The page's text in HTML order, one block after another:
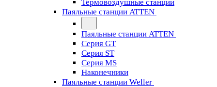
Термовоздушные станции
Паяльные станции ATTEN
Паяльные станции ATTEN
Серия GT
Серия ST
Серия MS
Наконечники
Паяльные станции Weller